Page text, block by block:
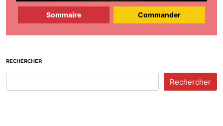
Sommaire Commander
RECHERCHER
Rechercher